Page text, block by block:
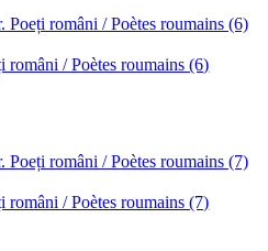
români / Poètes roumains (6)
români / Poètes roumains (7)